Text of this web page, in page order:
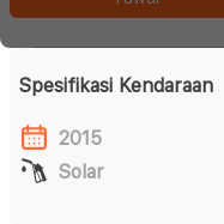
Spesifikasi Kendaraan
2015
Solar